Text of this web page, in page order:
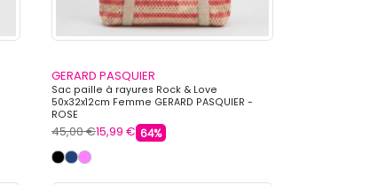
GERARD PASQUIER
Sac paille à rayures Rock & Love
50x32x12cm Femme GERARD PASQUIER -
ROSE
45,00 €15,99 € 64%